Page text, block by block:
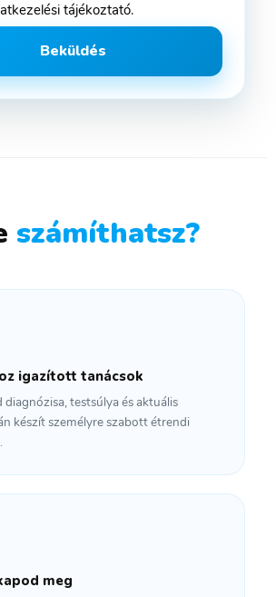
tájékoztató.
számíthatsz?
igazított tanácsok
diagnózisa, testsúlya és aktuális
készít személyre szabott étrendi
meg